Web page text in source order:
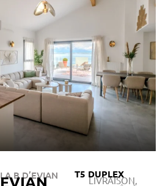
LA B D’EVIAN
EVIAN T5 DUPLEX
LIVRAISON,